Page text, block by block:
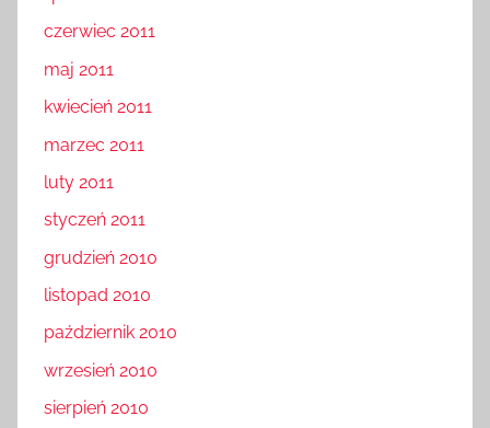
czerwiec 2011
maj 2011
kwiecień 2011
marzec 2011
luty 2011
styczeń 2011
grudzień 2010
listopad 2010
październik 2010
wrzesień 2010
sierpień 2010